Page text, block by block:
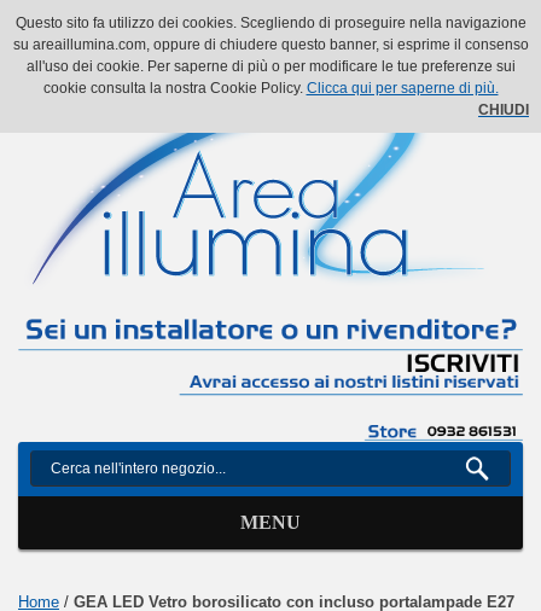
Il mio account Il mio carrello Vai alla Cassa Accedi
MENU
Home / GEA LED Vetro borosilicato con incluso portalampade E27
Questo sito fa utilizzo dei cookies. Scegliendo di proseguire nella navigazione
su areaillumina.com, oppure di chiudere questo banner, si esprime il consenso
all'uso dei cookie. Per saperne di più o per modificare le tue preferenze sui
cookie consulta la nostra Cookie Policy. Clicca qui per saperne di più.
CHIUDI